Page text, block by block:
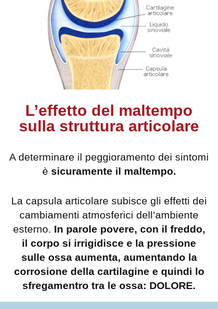
L’effetto del maltempo
sulla struttura articolare
A determinare il peggioramento dei sintomi
è sicuramente il maltempo.
La capsula articolare subisce gli effetti dei
cambiamenti atmosferici dell’ambiente
esterno. In parole povere, con il freddo,
il corpo si irrigidisce e la pressione
sulle ossa aumenta, aumentando la
corrosione della cartilagine e quindi lo
sfregamentro tra le ossa: DOLORE.